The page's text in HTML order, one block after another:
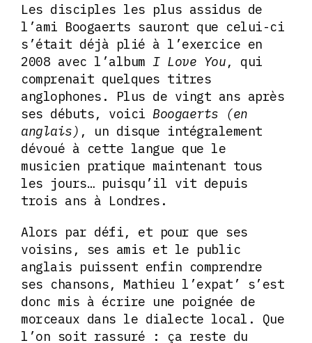
Les disciples les plus assidus de
l’ami Boogaerts sauront que celui-ci
s’était déjà plié à l’exercice en
2008 avec l’album I Love You, qui
comprenait quelques titres
anglophones. Plus de vingt ans après
ses débuts, voici Boogaerts (en
anglais) , un disque intégralement
dévoué à cette langue que le
musicien pratique maintenant tous
les jours… puisqu’il vit depuis
trois ans à Londres.
Alors par défi, et pour que ses
voisins, ses amis et le public
anglais puissent enfin comprendre
ses chansons, Mathieu l’expat’ s’est
donc mis à écrire une poignée de
morceaux dans le dialecte local. Que
l’on soit rassuré : ça reste du